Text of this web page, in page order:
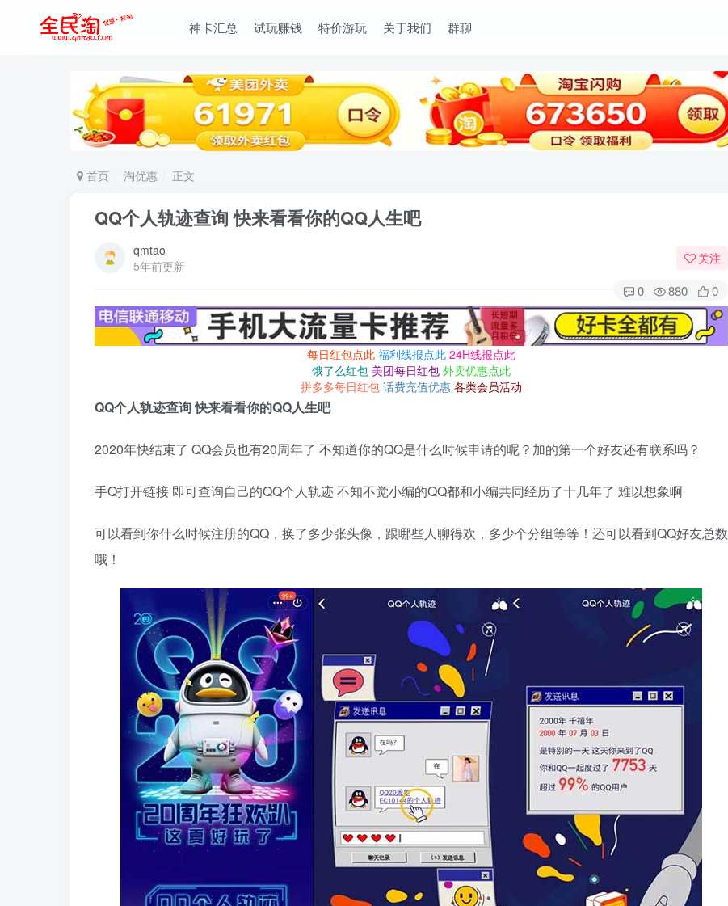
神卡汇总 试玩赚钱 特价游玩 关于我们 群聊
首页 淘优惠 正文
QQ个人轨迹查询 快来看看你的QQ人生吧
qmtao
5年前更新
关注
0 880 0
每日红包点此 福利线报点此 24H线报点此
饿了么红包 美团每日红包 外卖优惠点此
拼多多每日红包 话费充值优惠 各类会员活动
QQ个人轨迹查询 快来看看你的QQ人生吧
2020年快结束了 QQ会员也有20周年了 不知道你的QQ是什么时候申请的呢？加的第一个好友还有联系吗？
手Q打开链接 即可查询自己的QQ个人轨迹 不知不觉小编的QQ都和小编共同经历了十几年了 难以想象啊
可以看到你什么时候注册的QQ，换了多少张头像，跟哪些人聊得欢，多少个分组等等！还可以看到QQ好友总数
哦！